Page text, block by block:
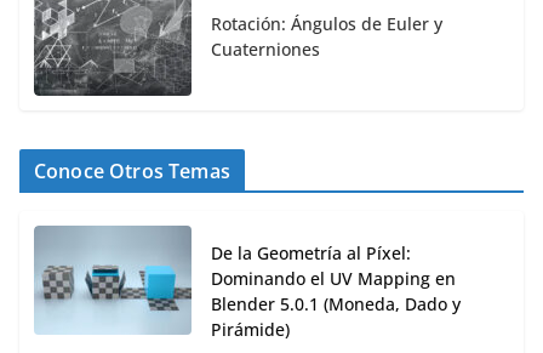
Rotación: Ángulos de Euler y
Cuaterniones
Conoce Otros Temas
De la Geometría al Píxel:
Dominando el UV Mapping en
Blender 5.0.1 (Moneda, Dado y
Pirámide)